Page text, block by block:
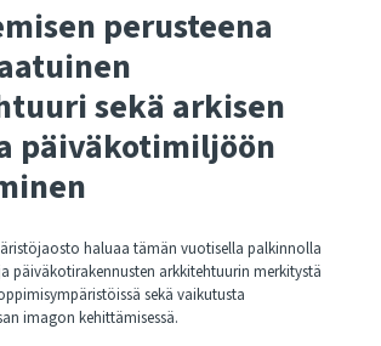
perusteena
sekä arkisen
päiväkotimiljöön
haluaa tämän vuotisella palkinnolla
päiväkotirakennusten arkkitehtuurin merkitystä
sekä vaikutusta
imagon kehittämisessä.